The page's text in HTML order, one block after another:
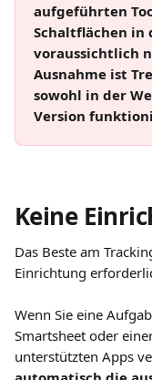
aufgeführten
Schaltflächen in
voraussichtlich
Ausnahme ist
sowohl in der
Version
Keine
Das Beste am
Einrichtung
Wenn Sie eine
Smartsheet oder
unterstützten Apps